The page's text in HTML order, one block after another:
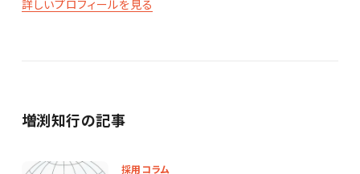
詳しいプロフィールを見る
増渕知行の記事
採用コラム